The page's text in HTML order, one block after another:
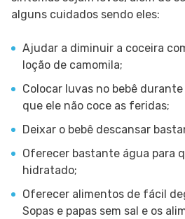
alguns cuidados sendo eles:
Ajudar a diminuir a coceira
loção de camomila;
Colocar luvas no bebê
que ele não coce as feridas;
Deixar o bebê descansar
Oferecer bastante água para
hidratado;
Oferecer alimentos de fácil
Sopas e papas sem sal e os